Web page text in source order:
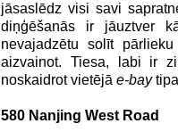
jāsaslēdz visi savi
diņģēšanās ir jāuztver
nevajadzētu solīt
aizvainot. Tiesa, labi ir
noskaidrot vietējā e-bay
580 Nanjing West Road